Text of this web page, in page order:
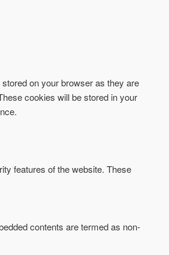
on your browser as they are
cookies will be stored in your
features of the website. These
contents are termed as non-